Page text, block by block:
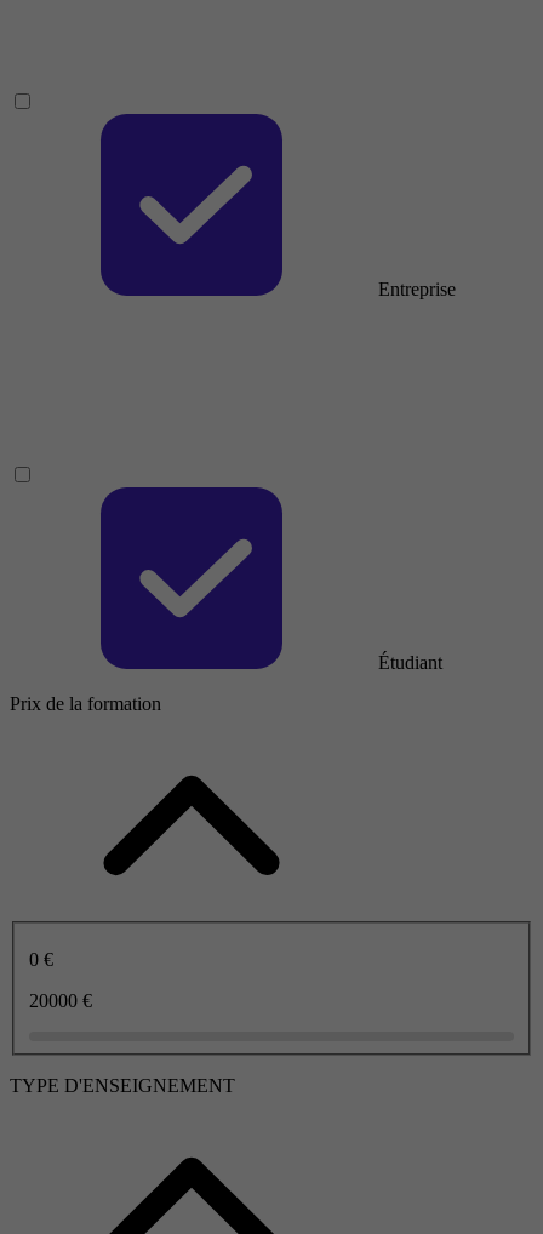
Entreprise
Étudiant
Prix de la formation
0 €
20000 €
TYPE D'ENSEIGNEMENT